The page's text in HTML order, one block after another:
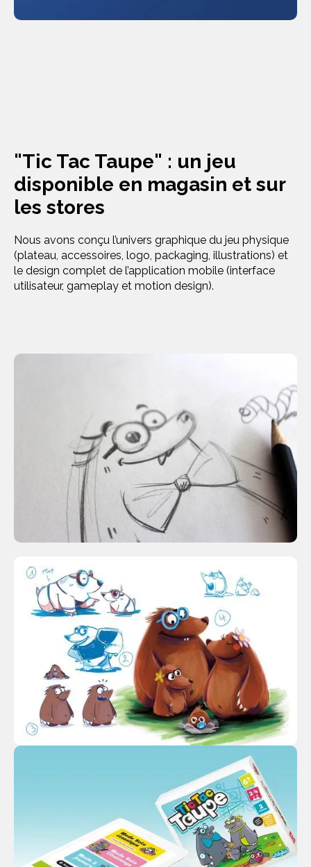
"Tic Tac Taupe" : un jeu
disponible en magasin et sur
les stores
Nous avons conçu l’univers graphique du jeu physique
(plateau, accessoires, logo, packaging, illustrations) et
le design complet de l’application mobile (interface
utilisateur, gameplay et motion design).